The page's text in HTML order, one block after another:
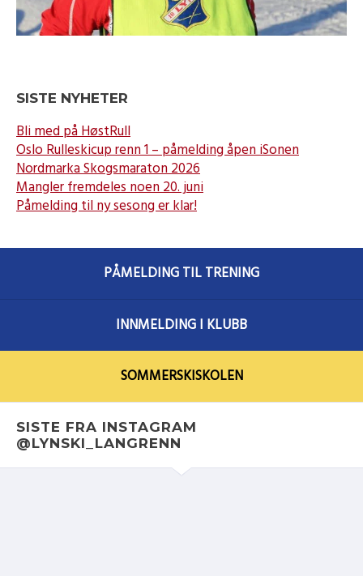
SISTE NYHETER
Bli med på HøstRull
Oslo Rulleskicup renn 1 – påmelding åpen iSonen
Nordmarka Skogsmaraton 2026
Mangler fremdeles noen 20. juni
Påmelding til ny sesong er klar!
PÅMELDING TIL TRENING
INNMELDING I KLUBB
SOMMERSKISKOLEN
SISTE FRA INSTAGRAM
@LYNSKI_LANGRENN